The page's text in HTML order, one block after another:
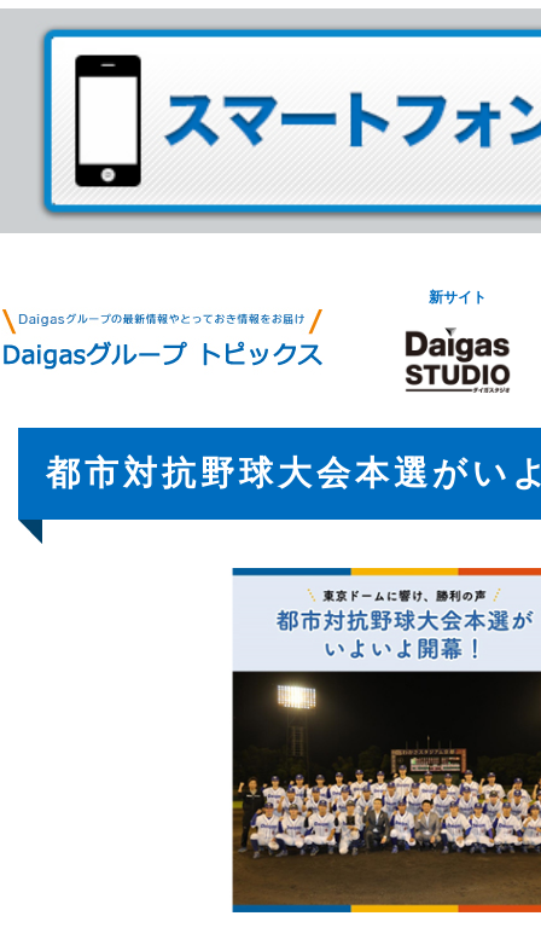
新サイト
都市対抗野球大会本選がい